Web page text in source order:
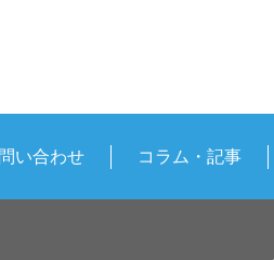
い合わせ コラム・記事